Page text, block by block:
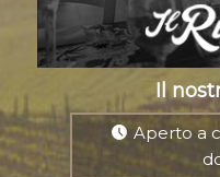
Il
Aperto a